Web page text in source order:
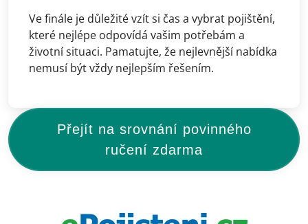
Ve finále je důležité vzít si čas a vybrat pojištění,
které nejlépe odpovídá vašim potřebám a
životní situaci. Pamatujte, že nejlevnější nabídka
nemusí být vždy nejlepším řešením.
Přejít na srovnání povinného
ručení zdarma